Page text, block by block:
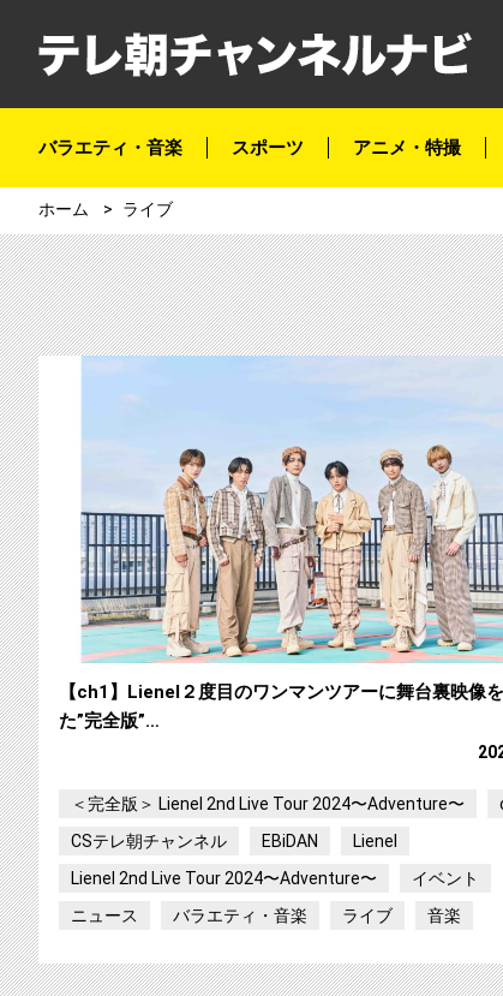
バラエティ・音楽 スポーツ アニメ・特撮
ホーム ライブ
【ch1】Lienel２度目のワンマンツアーに舞台裏映像
た”完全版”…
＜完全版＞ Lienel 2nd Live Tour 2024〜Adventure〜
CSテレ朝チャンネル
EBiDAN
Lienel
Lienel 2nd Live Tour 2024〜Adventure〜
イベント
ニュース
バラエティ・音楽 ライブ 音楽